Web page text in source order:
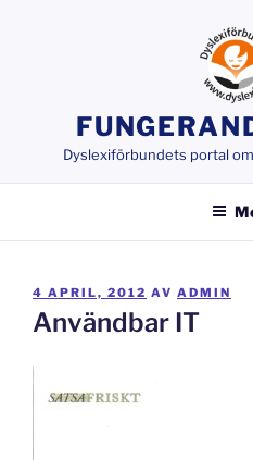
Dyslexiförbundets portal
PUBLICERAT
4 APRIL, 2012 AV ADMIN
Användbar IT